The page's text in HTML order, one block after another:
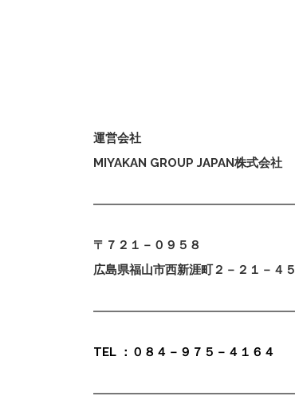
運営会社
MIYAKAN GROUP JAPAN株式会社
〒７２１－０９５８
広島県福山市西新涯町２－２１－４５
TEL ：０８４－９７５－４１６４